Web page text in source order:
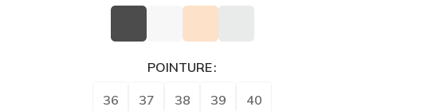
POINTURE
36 37 38 39 40